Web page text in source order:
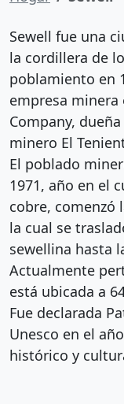
Sewell fue una
la cordillera de
poblamiento en
empresa minera
Company,
minero El
El poblado
1971, año en el
cobre, comenzó
la cual se
sewellina hasta
Actualmente
está ubicada a
Fue declarada
Unesco en el
histórico y